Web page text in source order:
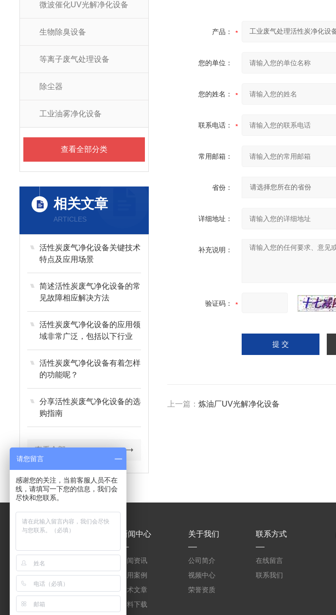
微波催化UV光解净化设备
生物除臭设备
等离子废气处理设备
除尘器
工业油雾净化设备
查看全部分类
相关文章
ARTICLES
活性炭废气净化设备关键技术
特点及应用场景
简述活性炭废气净化设备的常
见故障相应解决方法
活性炭废气净化设备的应用领
域非常广泛，包括以下行业
活性炭废气净化设备有着怎样
的功能呢？
分享活性炭废气净化设备的选
购指南
查看全部
产品：
您的单位：
您的姓名：
联系电话：
常用邮箱：
省份：
详细地址：
补充说明：
验证码：
上一篇： 炼油厂UV光解净化设备
产品中心
WNQ-FC全自动紫外光
废气净化设备
WNQ-FC紫外光废气净
化设备定制销售
WNQ-FC供应紫外光废
气净化设备
一体式再生活性炭净化
新闻中心
新闻资讯
应用案例
技术文章
资料下载
关于我们
公司简介
视频中心
荣誉资质
联系方式
在线留言
联系我们
请您留言
感谢您的关注，当前客服人员不在
线，请填写一下您的信息，我们会
尽快和您联系。